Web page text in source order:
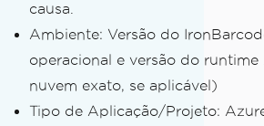
causa.
Ambiente: Versão do
operacional e versão do runtime
nuvem exato, se aplicável)
Tipo de Aplicação/Projeto: